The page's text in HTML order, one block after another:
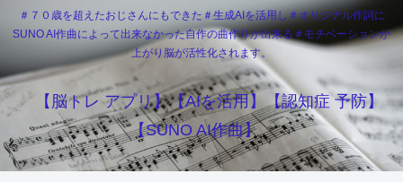
＃７０歳を超えたおじさんにもできた＃生成AIを活用し＃オリジナル作詞に
SUNO AI作曲によって出来なかった自作の曲作りが出来る＃モチベーションが
上がり脳が活性化されます。
【脳トレ アプリ】【AIを活用】【認知症 予防】
【SUNO AI作曲】